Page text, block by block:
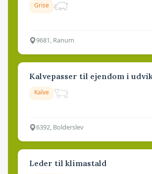
Grise
9681, Ranum
Kalvepasser til ejendom i
Kalve
6392, Bolderslev
Leder til klimastald